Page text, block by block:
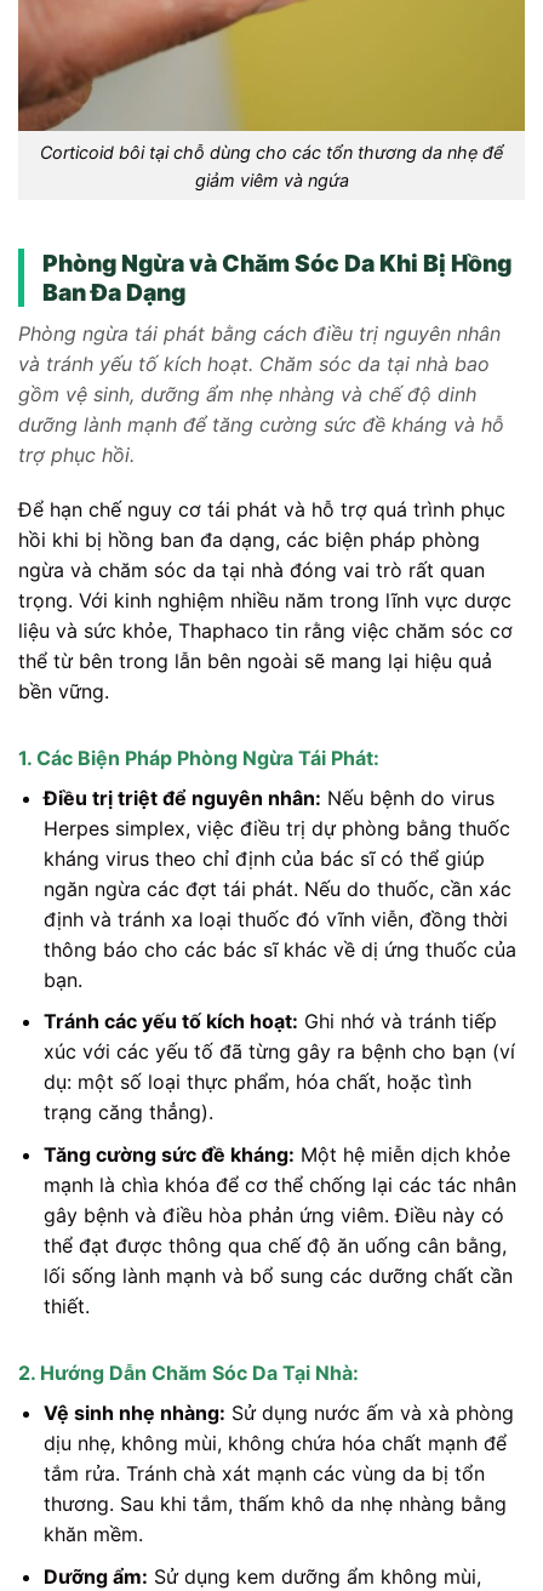
Corticoid bôi tại chỗ dùng cho các tổn thương da nhẹ để
giảm viêm và ngứa
Phòng Ngừa và Chăm Sóc Da Khi Bị Hồng
Ban Đa Dạng
Phòng ngừa tái phát bằng cách điều trị nguyên nhân
và tránh yếu tố kích hoạt. Chăm sóc da tại nhà bao
gồm vệ sinh, dưỡng ẩm nhẹ nhàng và chế độ dinh
dưỡng lành mạnh để tăng cường sức đề kháng và hỗ
trợ phục hồi.
Để hạn chế nguy cơ tái phát và hỗ trợ quá trình phục
hồi khi bị hồng ban đa dạng, các biện pháp phòng
ngừa và chăm sóc da tại nhà đóng vai trò rất quan
trọng. Với kinh nghiệm nhiều năm trong lĩnh vực dược
liệu và sức khỏe, Thaphaco tin rằng việc chăm sóc cơ
thể từ bên trong lẫn bên ngoài sẽ mang lại hiệu quả
bền vững.
1. Các Biện Pháp Phòng Ngừa Tái Phát:
Điều trị triệt để nguyên nhân: Nếu bệnh do virus
Herpes simplex, việc điều trị dự phòng bằng thuốc
kháng virus theo chỉ định của bác sĩ có thể giúp
ngăn ngừa các đợt tái phát. Nếu do thuốc, cần xác
định và tránh xa loại thuốc đó vĩnh viễn, đồng thời
thông báo cho các bác sĩ khác về dị ứng thuốc của
bạn.
Tránh các yếu tố kích hoạt: Ghi nhớ và tránh tiếp
xúc với các yếu tố đã từng gây ra bệnh cho bạn (ví
dụ: một số loại thực phẩm, hóa chất, hoặc tình
trạng căng thẳng).
Tăng cường sức đề kháng: Một hệ miễn dịch khỏe
mạnh là chìa khóa để cơ thể chống lại các tác nhân
gây bệnh và điều hòa phản ứng viêm. Điều này có
thể đạt được thông qua chế độ ăn uống cân bằng,
lối sống lành mạnh và bổ sung các dưỡng chất cần
thiết.
2. Hướng Dẫn Chăm Sóc Da Tại Nhà:
Vệ sinh nhẹ nhàng: Sử dụng nước ấm và xà phòng
dịu nhẹ, không mùi, không chứa hóa chất mạnh để
tắm rửa. Tránh chà xát mạnh các vùng da bị tổn
thương. Sau khi tắm, thấm khô da nhẹ nhàng bằng
khăn mềm.
Dưỡng ẩm: Sử dụng kem dưỡng ẩm không mùi,